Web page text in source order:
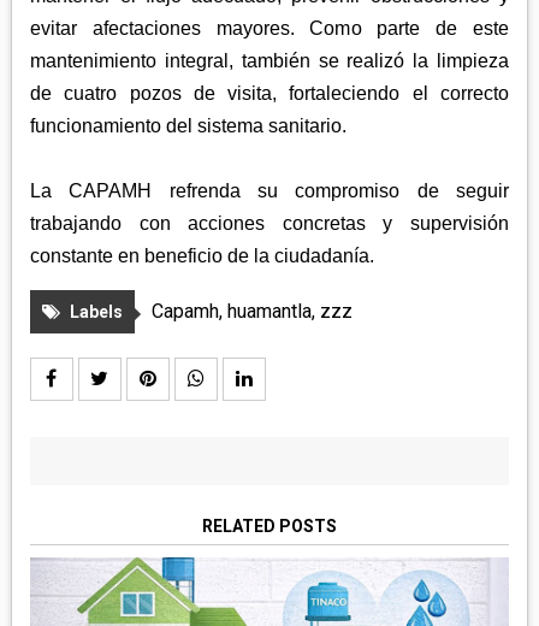
evitar afectaciones mayores. Como parte de este
mantenimiento integral, también se realizó la limpieza
de cuatro pozos de visita, fortaleciendo el correcto
funcionamiento del sistema sanitario.
La CAPAMH refrenda su compromiso de seguir
trabajando con acciones concretas y supervisión
constante en beneficio de la ciudadanía.
Labels Capamh, huamantla, zzz
RELATED POSTS